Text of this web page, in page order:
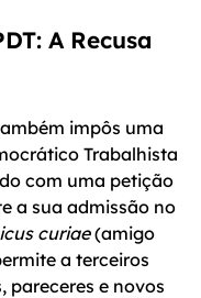
A Recusa
impôs uma
Trabalhista
com uma petição
a sua admissão no
curiae(amigo
a terceiros
pareceres e novos